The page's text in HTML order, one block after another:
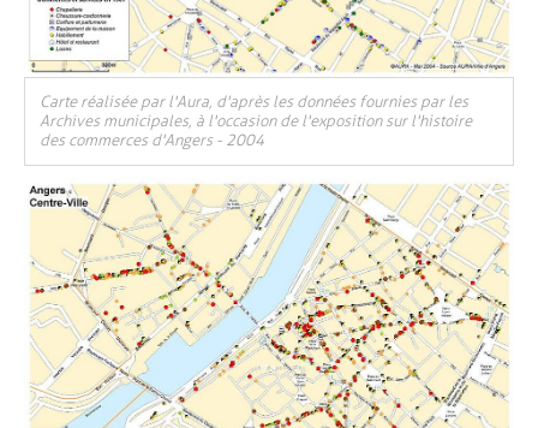
Carte réalisée par l'Aura, d'après les données fournies par les
Archives municipales, à l'occasion de l'exposition sur l'histoire
des commerces d'Angers - 2004
Vue agrandie de l'image